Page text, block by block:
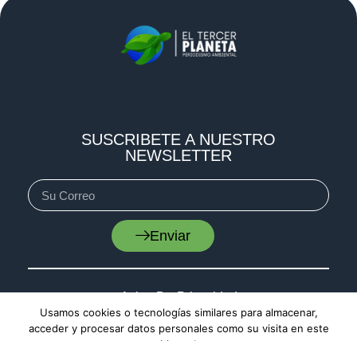
SUSCRIBETE A NUESTRO
NEWSLETTER
Enviar
Aviso De Privacidad
Cookies
Usamos cookies o tecnologías similares para almacenar,
acceder y procesar datos personales como su visita en este